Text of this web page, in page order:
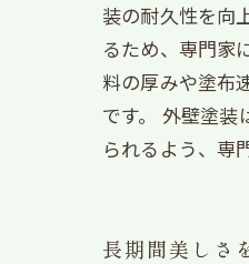
装の耐久性を向
るため、専門家
料の厚みや塗布
です。 外壁塗
られるよう、専
長期間美しさ